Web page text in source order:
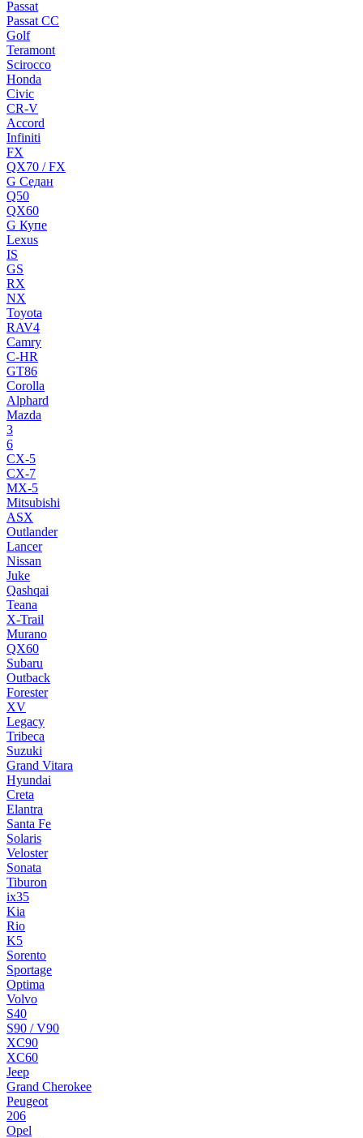
Passat
Passat CC
Golf
Teramont
Scirocco
Honda
Civic
CR-V
Accord
Infiniti
FX
QX70 / FX
G Cедан
Q50
QX60
G Купе
Lexus
IS
GS
RX
NX
Toyota
RAV4
Camry
C-HR
GT86
Corolla
Alphard
Mazda
3
6
CX-5
CX-7
MX-5
Mitsubishi
ASX
Outlander
Lancer
Nissan
Juke
Qashqai
Teana
X-Trail
Murano
QX60
Subaru
Outback
Forester
XV
Legacy
Tribeca
Suzuki
Grand Vitara
Hyundai
Creta
Elantra
Santa Fe
Solaris
Veloster
Sonata
Tiburon
ix35
Kia
Rio
K5
Sorento
Sportage
Optima
Volvo
S40
S90 / V90
XC90
XC60
Jeep
Grand Cherokee
Peugeot
206
Opel